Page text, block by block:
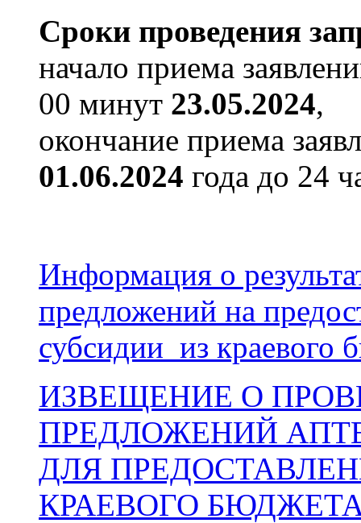
Сроки проведения
начало приема
00 минут 23.05.2024,
окончание приема
01.06.2024 года до 24
Информация о
предложений на
субсидии из краевого
ИЗВЕЩЕНИЕ О
ПРЕДЛОЖЕНИЙ
ДЛЯ
КРАЕВОГО